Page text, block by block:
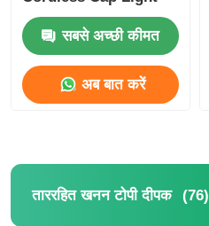
भूमिगत खनन बेल्ट
गर्म बिकने वाले उत्पाद
पोर्टेबल ऊर्जा भंडारण बिजली आपूर्ति
सबसे अच्छी कीमत
अब बात करें
ताररहित खनन टोपी दीपक (76)